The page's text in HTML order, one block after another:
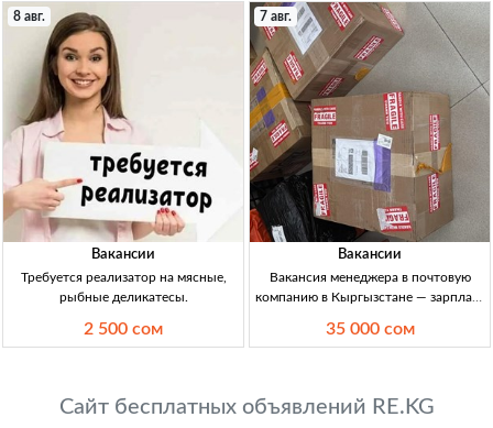
8 авг.
Вакансии
Требуется реализатор на мясные,
рыбные деликатесы.
2 500 сом
7 авг.
Вакансии
Вакансия менеджера в почтовую
компанию в Кыргызстане — зарплата
почтовую компанию, 20–35 лет,
35 000 сом
Сайт бесплатных объявлений RE.KG